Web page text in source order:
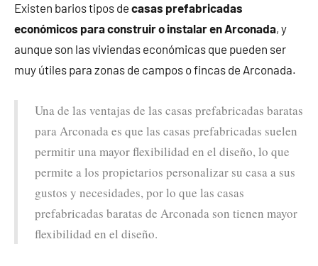
Existen barios tipos de casas prefabricadas
económicos para construir o instalar en Arconada, y
aunque son las viviendas económicas que pueden ser
muy útiles para zonas de campos o fincas de Arconada.
Una de las ventajas de las casas prefabricadas baratas
para Arconada es que las casas prefabricadas suelen
permitir una mayor flexibilidad en el diseño, lo que
permite a los propietarios personalizar su casa a sus
gustos y necesidades, por lo que las casas
prefabricadas baratas de Arconada son tienen mayor
flexibilidad en el diseño.